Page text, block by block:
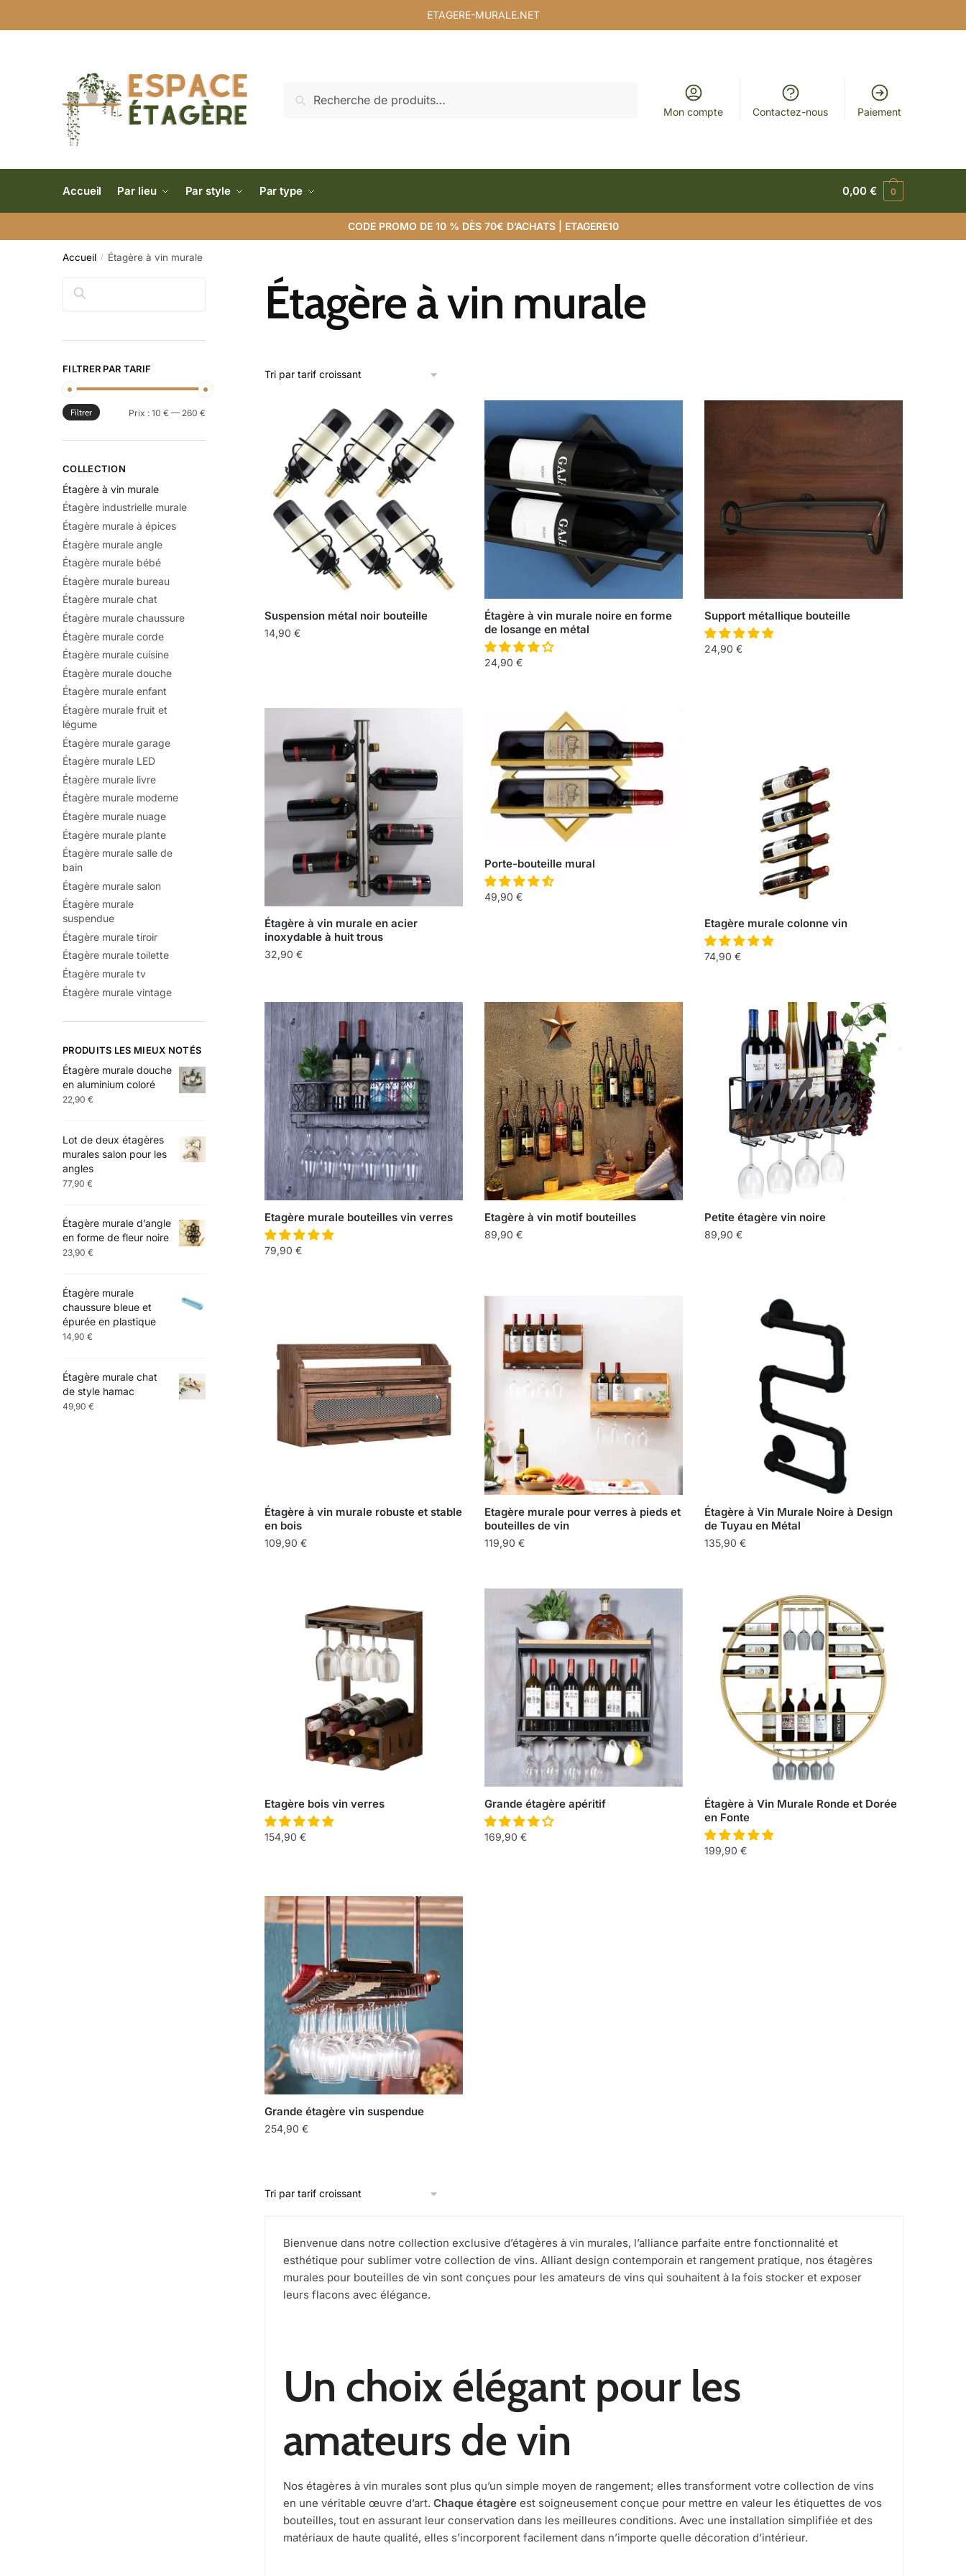
ETAGERE-MURALE.NET
Recherche
Mon compte Contactez-nous Paiement
Accueil Par lieu Par style Par type 0,00€ 0
CODE PROMO DE 10 % DÈS 70€ D’ACHATS | ETAGERE10
Accueil / Étagère à vin murale
Étagère à vin murale
Suspension métal noir bouteille
14,90 €
Étagère à vin murale noire en forme
de losange en métal
24,90 €
Support métallique bouteille
24,90€
Étagère à vin murale en acier
inoxydable à huit trous
32,90 €
Porte-bouteille mural
49,90 €
Etagère murale colonne vin
74,90€
Etagère murale bouteilles vin verres
79,90 €
Etagère à vin motif bouteilles
89,90 €
Petite étagère vin noire
89,90€
Étagère à vin murale robuste et stable
en bois
109,90 €
Etagère murale pour verres à pieds et
bouteilles de vin
119,90 €
Étagère à Vin Murale Noire à Design
de Tuyau en Métal
135,90€
Etagère bois vin verres
154,90 €
Grande étagère apéritif
169,90 €
Étagère à Vin Murale Ronde et Dorée
en Fonte
199,90€
Grande étagère vin suspendue
254,90 €
Bienvenue dans notre collection exclusive d’étagères à vin murales, l’alliance parfaite entre fonctionnalité et
esthétique pour sublimer votre collection de vins. Alliant design contemporain et rangement pratique, nos étagères
murales pour bouteilles de vin sont conçues pour les amateurs de vins qui souhaitent à la fois stocker et exposer
leurs flacons avec élégance.
Un choix élégant pour les
amateurs de vin
Nos étagères à vin murales sont plus qu’un simple moyen de rangement; elles transforment votre collection de vins
en une véritable œuvre d’art. Chaque étagèreest soigneusement conçue pour mettre en valeur les étiquettes de vos
bouteilles, tout en assurant leur conservation dans les meilleures conditions. Avec une installation simplifiée et des
matériaux de haute qualité, elles s’incorporent facilement dans n’importe quelle décoration d’intérieur.
Rechercher
FILTRER PAR TARIF
Filtrer Prix : 10 € — 260 €
COLLECTION
Étagère à vin murale
Étagère industrielle murale
Étagère murale à épices
Étagère murale angle
Étagère murale bébé
Étagère murale bureau
Étagère murale chat
Étagère murale chaussure
Étagère murale corde
Étagère murale cuisine
Étagère murale douche
Étagère murale enfant
Étagère murale fruit et
légume
Étagère murale garage
Étagère murale LED
Étagère murale livre
Étagère murale moderne
Étagère murale nuage
Étagère murale plante
Étagère murale salle de
bain
Étagère murale salon
Étagère murale
suspendue
Étagère murale tiroir
Étagère murale toilette
Étagère murale tv
Étagère murale vintage
PRODUITS LES MIEUX NOTÉS
Étagère murale douche
en aluminium coloré
22,90 €
Lot de deux étagères
murales salon pour les
angles
77,90 €
Étagère murale d’angle
en forme de fleur noire
23,90 €
Étagère murale
chaussure bleue et
épurée en plastique
14,90 €
Étagère murale chat
de style hamac
49,90 €